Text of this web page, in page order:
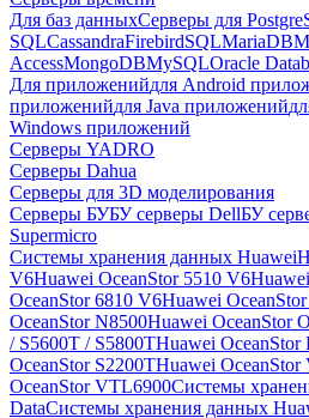
Для баз данныхСерверы для
SQLCassandraFirebirdSQLMariaDB
AccessMongoDBMySQLOracle
Для приложенийдля Android
приложенийдля Java приложений
Windows приложений
Серверы YADRO
Серверы Dahua
Серверы для 3D моделирования
Серверы БУБУ серверы DellБУ
Supermicro
Системы хранения данных Huawei
V6Huawei OceanStor 5510 V6
OceanStor 6810 V6Huawei
OceanStor N8500Huawei OceanStor
/ S5600T / S5800THuawei OceanStor
OceanStor S2200THuawei OceanStor
OceanStor VTL6900Системы
DataСистемы хранения данных